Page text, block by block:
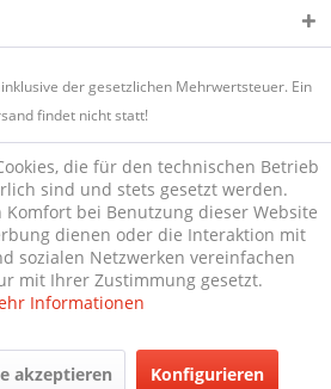
der gesetzlichen Mehrwertsteuer. Ein
findet nicht statt!
die für den technischen Betrieb
sind und stets gesetzt werden.
Komfort bei Benutzung dieser Website
dienen oder die Interaktion mit
sozialen Netzwerken vereinfachen
mit Ihrer Zustimmung gesetzt.
Informationen
akzeptieren Konfigurieren